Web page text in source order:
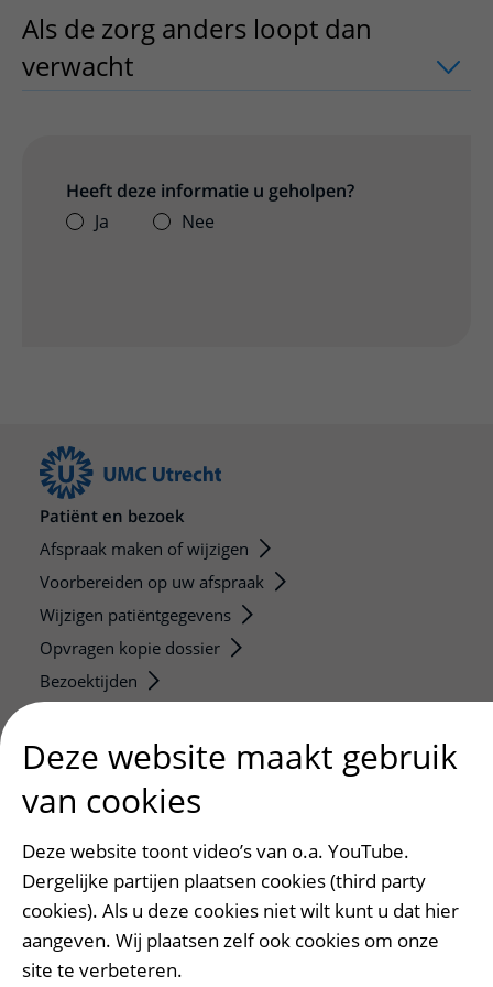
Als de zorg anders loopt dan
verwacht uitklapper, klik om te openen
Heeft deze informatie u geholpen?
Ja
Nee
Patiënt en bezoek
Afspraak maken of wijzigen
Voorbereiden op uw afspraak
Wijzigen patiëntgegevens
Opvragen kopie dossier
Bezoektijden
Onze opleidingen
De Nieuwe Utrechtse School
Research
Strategic programs
Research groups
Researchers
Deze website maakt gebruik
van cookies
Deze website toont video’s van o.a. YouTube.
Dergelijke partijen plaatsen cookies (third party
cookies). Als u deze cookies niet wilt kunt u dat hier
aangeven. Wij plaatsen zelf ook cookies om onze
site te verbeteren.